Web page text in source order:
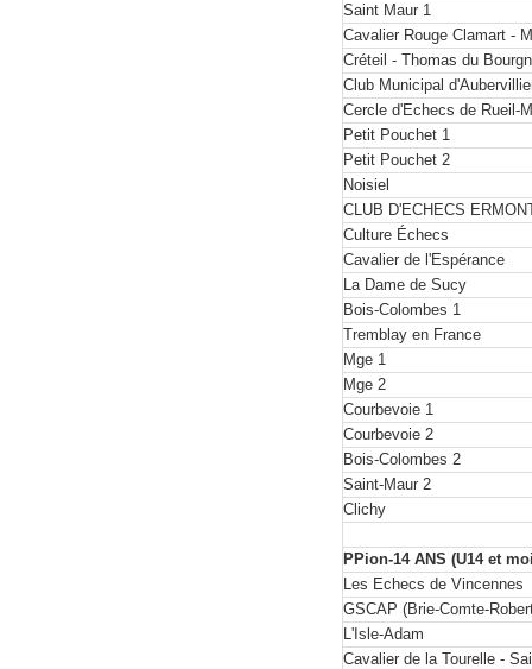
Saint Maur 1
Cavalier Rouge Clamart -
Créteil - Thomas du
Club Municipal
Cercle d'Echecs de Rueil-
Petit Pouchet 1
Petit Pouchet 2
Noisiel
CLUB D'ECHECS
Culture Échecs
Cavalier de l'Espérance
La Dame de Sucy
Bois-Colombes 1
Tremblay en France
Mge 1
Mge 2
Courbevoie 1
Courbevoie 2
Bois-Colombes 2
Saint-Maur 2
Clichy
PPion-14 ANS (U14 et
Les Echecs de Vincennes
GSCAP (Brie-Comte-
L'Isle-Adam
Cavalier de la Tourelle -